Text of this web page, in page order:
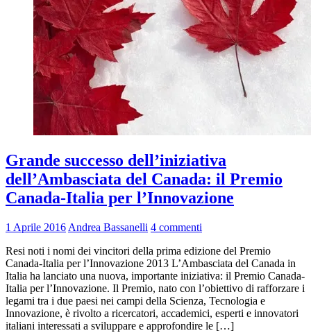
Grande successo dell’iniziativa
dell’Ambasciata del Canada: il Premio
Canada-Italia per l’Innovazione
1 Aprile 2016 Andrea Bassanelli 4 commenti
Resi noti i nomi dei vincitori della prima edizione del Premio
Canada-Italia per l’Innovazione 2013 L’Ambasciata del Canada in
Italia ha lanciato una nuova, importante iniziativa: il Premio Canada-
Italia per l’Innovazione. Il Premio, nato con l’obiettivo di rafforzare i
legami tra i due paesi nei campi della Scienza, Tecnologia e
Innovazione, è rivolto a ricercatori, accademici, esperti e innovatori
italiani interessati a sviluppare e approfondire le […]